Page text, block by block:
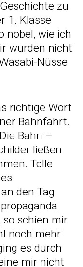
zu
1. Klasse
nobel, wie ich
wurden nicht
Nüsse
richtige Wort
Bahnfahrt.
Bahn –
ließen
Tolle
den Tag
so schien mir
noch mehr
es durch
mir nicht